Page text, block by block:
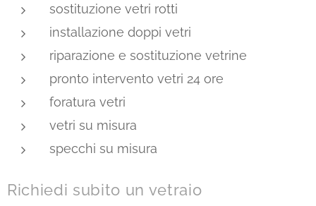
sostituzione vetri rotti
installazione doppi vetri
riparazione e sostituzione vetrine
pronto intervento vetri 24 ore
foratura vetri
vetri su misura
specchi su misura
Richiedi subito un vetraio